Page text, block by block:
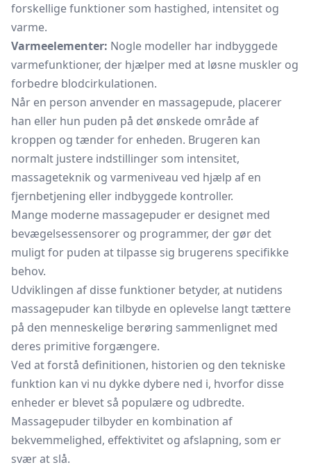
forskellige funktioner som hastighed, intensitet og
varme.
Varmeelementer: Nogle modeller har indbyggede
varmefunktioner, der hjælper med at løsne muskler og
forbedre blodcirkulationen.
Når en person anvender en massagepude, placerer
han eller hun puden på det ønskede område af
kroppen og tænder for enheden. Brugeren kan
normalt justere indstillinger som intensitet,
massageteknik og varmeniveau ved hjælp af en
fjernbetjening eller indbyggede kontroller.
Mange moderne massagepuder er designet med
bevægelsessensorer og programmer, der gør det
muligt for puden at tilpasse sig brugerens specifikke
behov.
Udviklingen af disse funktioner betyder, at nutidens
massagepuder kan tilbyde en oplevelse langt tættere
på den menneskelige berøring sammenlignet med
deres primitive forgængere.
Ved at forstå definitionen, historien og den tekniske
funktion kan vi nu dykke dybere ned i, hvorfor disse
enheder er blevet så populære og udbredte.
Massagepuder tilbyder en kombination af
bekvemmelighed, effektivitet og afslapning, som er
svær at slå.